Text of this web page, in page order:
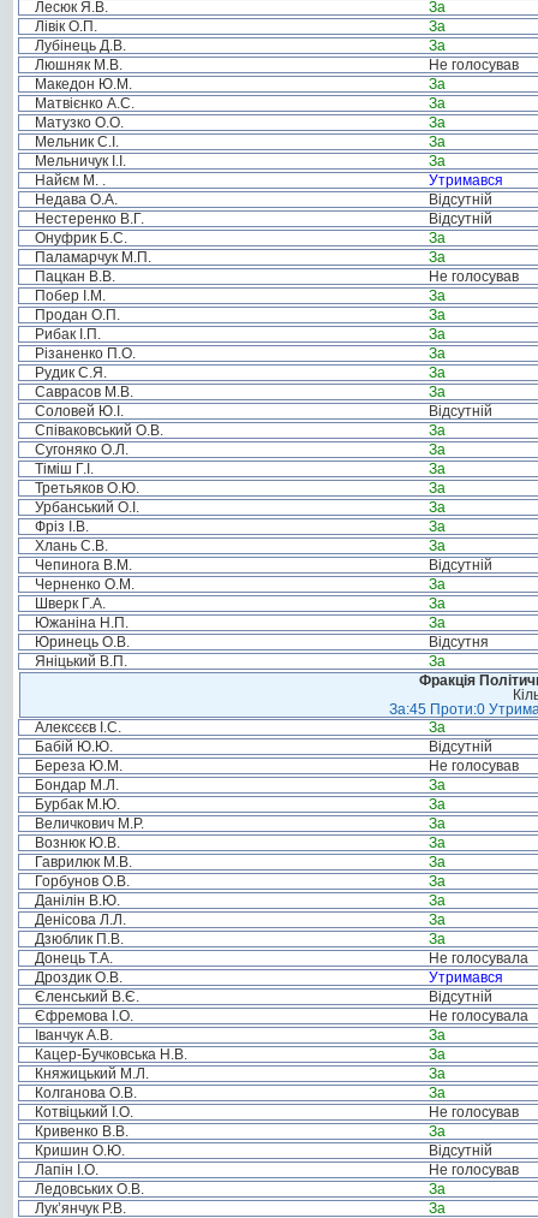
Лесюк Я.В.
За
Лівік О.П.
За
Лубінець Д.В.
За
Люшняк М.В.
Не голосував
Македон Ю.М.
За
Матвієнко А.С.
За
Матузко О.О.
За
Мельник С.І.
За
Мельничук І.І.
За
Найєм М. .
Утримався
Недава О.А.
Відсутній
Нестеренко В.Г.
Відсутній
Онуфрик Б.С.
За
Паламарчук М.П.
За
Пацкан В.В.
Не голосував
Побер І.М.
За
Продан О.П.
За
Рибак І.П.
За
Різаненко П.О.
За
Рудик С.Я.
За
Саврасов М.В.
За
Соловей Ю.І.
Відсутній
Співаковський О.В.
За
Сугоняко О.Л.
За
Тіміш Г.І.
За
Третьяков О.Ю.
За
Урбанський О.І.
За
Фріз І.В.
За
Хлань С.В.
За
Чепинога В.М.
Відсутній
Черненко О.М.
За
Шверк Г.А.
За
Южаніна Н.П.
За
Юринець О.В.
Відсутня
Яніцький В.П.
За
Фракція
За:45 Проти:0
Алексєєв І.С.
За
Бабій Ю.Ю.
Відсутній
Береза Ю.М.
Не голосував
Бондар М.Л.
За
Бурбак М.Ю.
За
Величкович М.Р.
За
Вознюк Ю.В.
За
Гаврилюк М.В.
За
Горбунов О.В.
За
Данілін В.Ю.
За
Денісова Л.Л.
За
Дзюблик П.В.
За
Донець Т.А.
Не голосувала
Дроздик О.В.
Утримався
Єленський В.Є.
Відсутній
Єфремова І.О.
Не голосувала
Іванчук А.В.
За
Кацер-Бучковська Н.В.
За
Княжицький М.Л.
За
Колганова О.В.
За
Котвіцький І.О.
Не голосував
Кривенко В.В.
За
Кришин О.Ю.
Відсутній
Лапін І.О.
Не голосував
Ледовських О.В.
За
Лук’янчук Р.В.
За